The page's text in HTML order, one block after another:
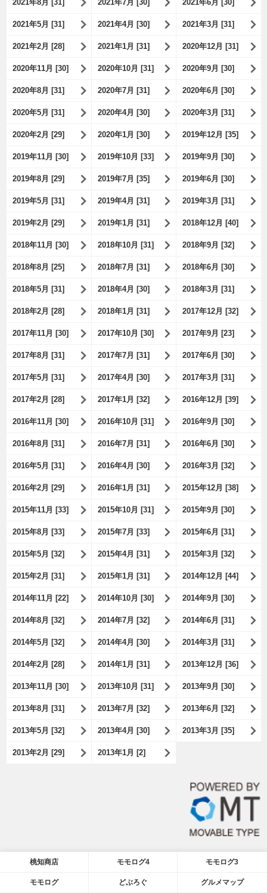
2021年8月 [31] 2021年7月 [30] 2021年6月 [30]
2021年5月 [31] 2021年4月 [30] 2021年3月 [31]
2021年2月 [28] 2021年1月 [31] 2020年12月 [31]
2020年11月 [30] 2020年10月 [31] 2020年9月 [30]
2020年8月 [31] 2020年7月 [31] 2020年6月 [30]
2020年5月 [31] 2020年4月 [30] 2020年3月 [31]
2020年2月 [29] 2020年1月 [30] 2019年12月 [35]
2019年11月 [30] 2019年10月 [33] 2019年9月 [30]
2019年8月 [29] 2019年7月 [35] 2019年6月 [30]
2019年5月 [31] 2019年4月 [31] 2019年3月 [31]
2019年2月 [29] 2019年1月 [31] 2018年12月 [40]
2018年11月 [30] 2018年10月 [31] 2018年9月 [32]
2018年8月 [25] 2018年7月 [31] 2018年6月 [30]
2018年5月 [31] 2018年4月 [30] 2018年3月 [31]
2018年2月 [28] 2018年1月 [31] 2017年12月 [32]
2017年11月 [30] 2017年10月 [30] 2017年9月 [23]
2017年8月 [31] 2017年7月 [31] 2017年6月 [30]
2017年5月 [31] 2017年4月 [30] 2017年3月 [31]
2017年2月 [28] 2017年1月 [32] 2016年12月 [39]
2016年11月 [30] 2016年10月 [31] 2016年9月 [30]
2016年8月 [31] 2016年7月 [31] 2016年6月 [30]
2016年5月 [31] 2016年4月 [30] 2016年3月 [32]
2016年2月 [29] 2016年1月 [31] 2015年12月 [38]
2015年11月 [33] 2015年10月 [31] 2015年9月 [30]
2015年8月 [33] 2015年7月 [33] 2015年6月 [31]
2015年5月 [32] 2015年4月 [31] 2015年3月 [32]
2015年2月 [31] 2015年1月 [31] 2014年12月 [44]
2014年11月 [22] 2014年10月 [30] 2014年9月 [30]
2014年8月 [32] 2014年7月 [32] 2014年6月 [31]
2014年5月 [32] 2014年4月 [30] 2014年3月 [31]
2014年2月 [28] 2014年1月 [31] 2013年12月 [36]
2013年11月 [30] 2013年10月 [31] 2013年9月 [30]
2013年8月 [31] 2013年7月 [32] 2013年6月 [32]
2013年5月 [32] 2013年4月 [30] 2013年3月 [35]
2013年2月 [29] 2013年1月 [2]
桃知商店 モモログ4 モモログ3
モモログ どぶろぐ グルメマップ